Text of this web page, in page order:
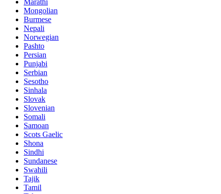
Marathi
Mongolian
Burmese
Nepali
Norwegian
Pashto
Persian
Punjabi
Serbian
Sesotho
Sinhala
Slovak
Slovenian
Somali
Samoan
Scots Gaelic
Shona
Sindhi
Sundanese
Swahili
Tajik
Tamil